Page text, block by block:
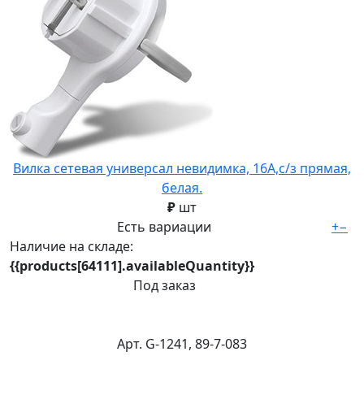
Вилка сетевая универсал невидимка, 16А,с/з прямая,
белая.
₽ шт
Есть вариации
Наличие на складе:
{{products[64111].availableQuantity}}
Под заказ
+−
Арт. G-1241, 89-7-083